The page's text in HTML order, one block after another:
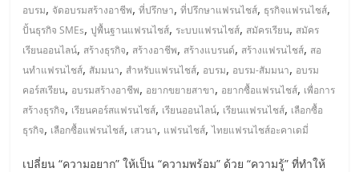
ไชส์
พร้อม
ทำเล
สำหรับ
อบรม, จัดอบรมสร้างอาชีพ,ที่ปรึกษา,ที่ปรึกษาแฟรนไชส์, ธุรกิจแฟรนไชส์,
ปั้นธุรกิจ SMEs,ปูพื้นฐานแฟรนไชส์, ระบบแฟรนไชส์, สมัครเรียน, สมัคร
เรียนออนไลน์, สร้างธุรกิจ, สร้างอาชีพ, สร้างแบรนด์, สร้างแฟรนไชส์, สอ
นทำแฟรนไชส์, สัมมนา, สำหรับแฟรนไชส์, อบรม, อบรม-สัมมนา, อบรม
คอร์สเรียน, อบรมสร้างอาชีพ, อยากขยายสาขา, อยากซื้อแฟรนไชส์, เพื่อการ
สร้างธุรกิจ, เรียนคอร์สแฟรนไชส์, เรียนออนไลน์, เรียนแฟรนไชส์, เลือกซื้อ
ธุรกิจ, เลือกซื้อแฟรนไชส์, เสวนา, แฟรนไชส์,ไทยแฟรนไชส์อะคาเดมี่
เปลี่ยน “ความอยาก” ให้เป็น “ความพร้อม” ด้วย “ความรู้” ที่ทำให้